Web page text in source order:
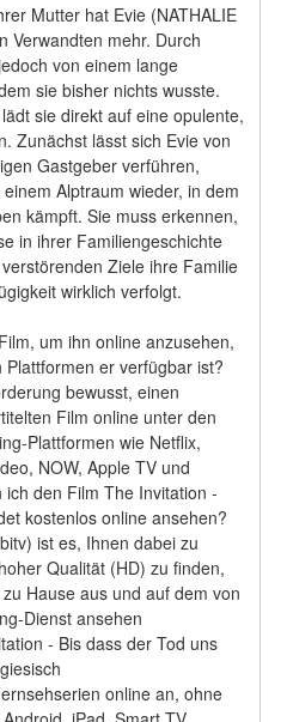
Mutter hat Evie (NATHALIE
Verwandten mehr. Durch
von einem lange
sie bisher nichts wusste.
sie direkt auf eine opulente,
Zunächst lässt sich Evie von
Gastgeber verführen,
Alptraum wieder, in dem
kämpft. Sie muss erkennen,
in ihrer Familiengeschichte
Ziele ihre Familie
wirklich verfolgt.
um ihn online anzusehen,
er verfügbar ist?
bewusst, einen
Film online unter den
Plattformen wie Netflix,
NOW, Apple TV und
den Film The Invitation -
kostenlos online ansehen?
ist es, Ihnen dabei zu
Qualität (HD) zu finden,
Hause aus und auf dem von
Dienst ansehen
- Bis dass der Tod uns
online an, ohne